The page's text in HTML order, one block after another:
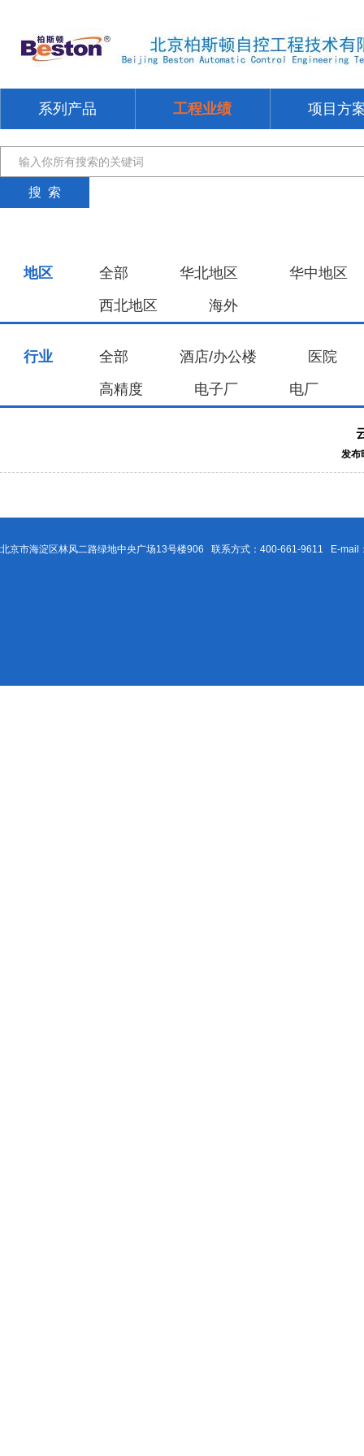
系列产品 工程业绩 项目方
地区 全部 华北地区
华中地区
西北地区
海外
行业 全部 酒店/办公楼
医院
高精度
电子厂 电厂
发布
北京市海淀区林风二路绿地中央广场13号楼906 联系方式：400-661-9611 E-